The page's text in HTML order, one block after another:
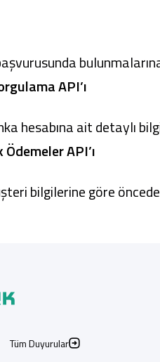
API’ı
hesabına ait detaylı
API’ı
bilgilerine göre
Tüm Duyurular